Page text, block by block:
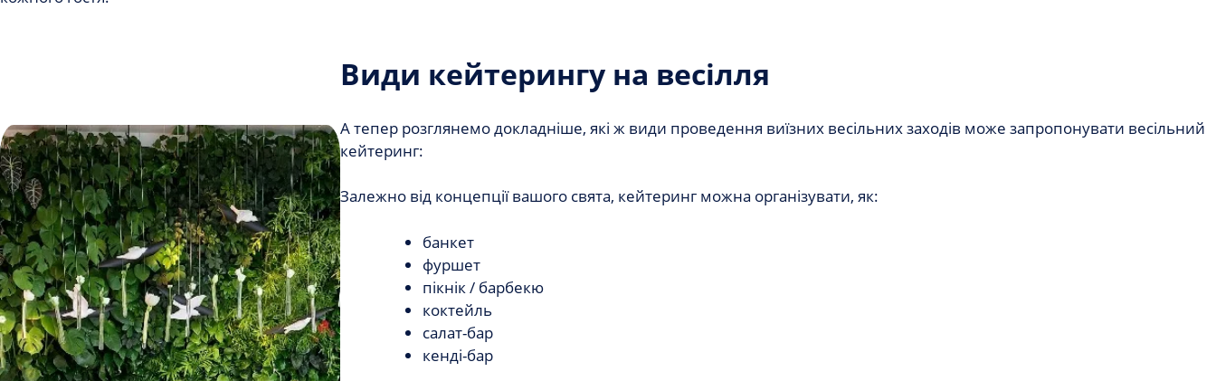
Види кейтерингу на весілля
А тепер розглянемо докладніше, які ж види проведення виїзних весільних заходів може запропонувати весільний
кейтеринг:
Залежно від концепції вашого свята, кейтеринг можна організувати, як:
банкет
фуршет
пікнік / барбекю
коктейль
салат-бар
кенді-бар